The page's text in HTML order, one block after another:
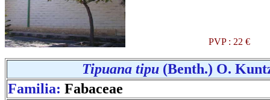
PVP : 22 €
Tipuana tipu (Benth.) O.
Familia: Fabaceae